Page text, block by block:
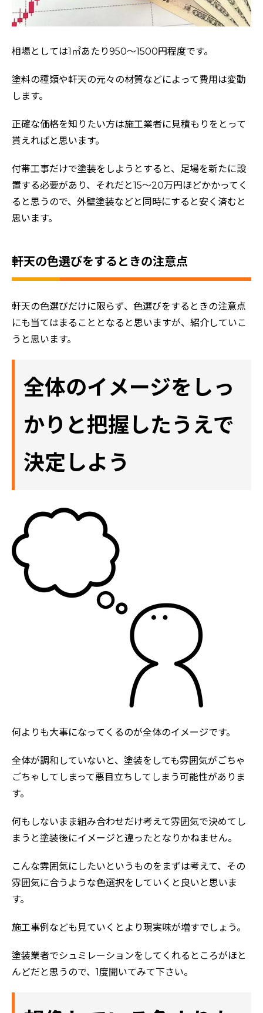
相場としては1㎡あたり950～1500円程度です。
塗料の種類や軒天の元々の材質などによって費用は変動
します。
正確な価格を知りたい方は施工業者に見積もりをとって
貰えればと思います。
付帯工事だけで塗装をしようとすると、足場を新たに設
置する必要があり、それだと15～20万円ほどかかってく
ると思うので、外壁塗装などと同時にすると安く済むと
思います。
軒天の色選びをするときの注意点
軒天の色選びだけに限らず、色選びをするときの注意点
にも当てはまることとなると思いますが、紹介していこ
うと思います。
全体のイメージをしっ
かりと把握したうえで
決定しよう
何よりも大事になってくるのが全体のイメージです。
全体が調和していないと、塗装をしても雰囲気がごちゃ
ごちゃしてしまって悪目立ちしてしまう可能性がありま
す。
何もしないまま組み合わせだけ考えて雰囲気で決めてし
まうと塗装後にイメージと違ったとなりかねません。
こんな雰囲気にしたいというものをまずは考えて、その
雰囲気に合うような色選択をしていくと良いと思いま
す。
施工事例なども見ていくとより現実味が増すでしょう。
塗装業者でシュミレーションをしてくれるところがほと
んどだと思うので、1度聞いてみて下さい。